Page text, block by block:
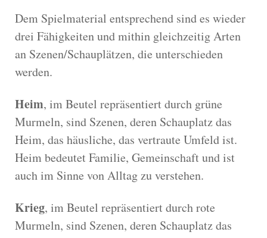
Dem Spielmaterial entsprechend sind es wieder
drei Fähigkeiten und mithin gleichzeitig Arten
an Szenen/Schauplätzen, die unterschieden
werden.
Heim, im Beutel repräsentiert durch grüne
Murmeln, sind Szenen, deren Schauplatz das
Heim, das häusliche, das vertraute Umfeld ist.
Heim bedeutet Familie, Gemeinschaft und ist
auch im Sinne von Alltag zu verstehen.
Krieg, im Beutel repräsentiert durch rote
Murmeln, sind Szenen, deren Schauplatz das